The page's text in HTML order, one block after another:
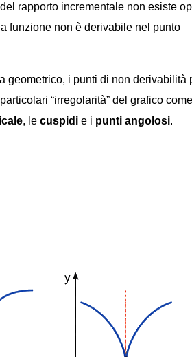
rapporto incrementale non esiste
funzione non è derivabile nel punto
geometrico, i punti di non derivabilità
“irregolarità” del grafico
, le cuspidi e i punti angolosi.